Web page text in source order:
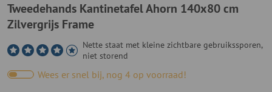
Tweedehands Kantinetafel Ahorn 140x80 cm
Zilvergrijs Frame
Nette staat met kleine zichtbare gebruikssporen,
niet storend
Wees er snel bij, nog 4 op voorraad!